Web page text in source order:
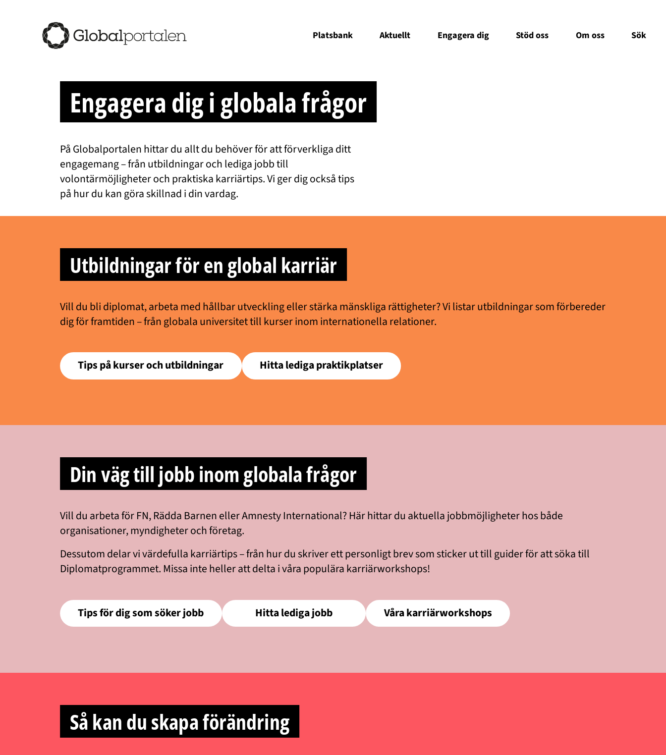
Platsbank Aktuellt Engagera dig Stöd oss Om oss Sök
Engagera dig i globala frågor
På Globalportalen hittar du allt du behöver för att förverkliga ditt
engagemang – från utbildningar och lediga jobb till
volontärmöjligheter och praktiska karriärtips. Vi ger dig också tips
på hur du kan göra skillnad i din vardag.
Utbildningar för en global karriär
Vill du bli diplomat, arbeta med hållbar utveckling eller stärka mänskliga rättigheter? Vi listar utbildningar som förbereder
dig för framtiden – från globala universitet till kurser inom internationella relationer.
Tips på kurser och utbildningar Hitta lediga praktikplatser
Din väg till jobb inom globala frågor
Vill du arbeta för FN, Rädda Barnen eller Amnesty International? Här hittar du aktuella jobbmöjligheter hos både
organisationer, myndigheter och företag.
Dessutom delar vi värdefulla karriärtips – från hur du skriver ett personligt brev som sticker ut till guider för att söka till
Diplomatprogrammet. Missa inte heller att delta i våra populära karriärworkshops!
Tips för dig som söker jobb Hitta lediga jobb Våra karriärworkshops
Så kan du skapa förändring